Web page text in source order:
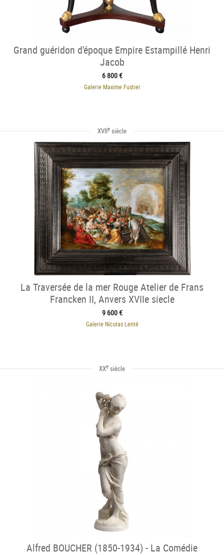
Grand guéridon d'époque Empire Estampillé Henri
Jacob
6 800 €
Galerie Maxime Fustier
XVIIe siècle
La Traversée de la mer Rouge Atelier de Frans
Francken II, Anvers XVIIe siecle
9 600 €
Galerie Nicolas Lenté
XXe siècle
Alfred BOUCHER (1850-1934) - La Comédie